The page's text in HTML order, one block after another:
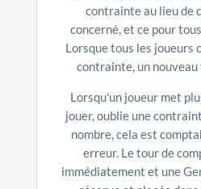
contrainte au lieu de
concerné, et ce pour
Lorsque tous les joueurs
contrainte, un nouveau
Lorsqu'un joueur met
jouer, oublie une
nombre, cela est
erreur. Le tour de
immédiatement et une